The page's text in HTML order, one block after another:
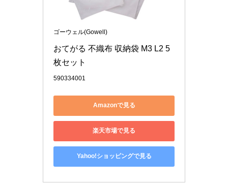
ゴーウェル(Gowell)
おてがる 不織布 収納袋 M3 L2 5
枚セット
590334001
Amazonで見る
楽天市場で見る
Yahoo!ショッピングで見る